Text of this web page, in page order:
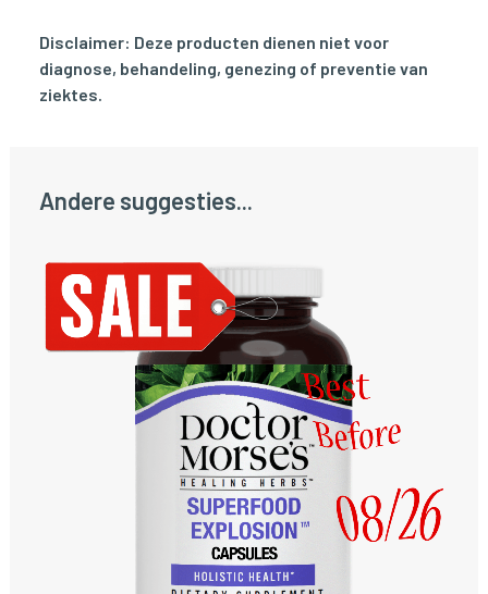
Disclaimer: Deze producten dienen niet voor
diagnose, behandeling, genezing of preventie van
ziektes.
Andere suggesties...